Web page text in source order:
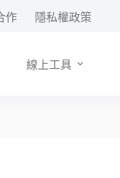
作 隱私權政策
線上工具